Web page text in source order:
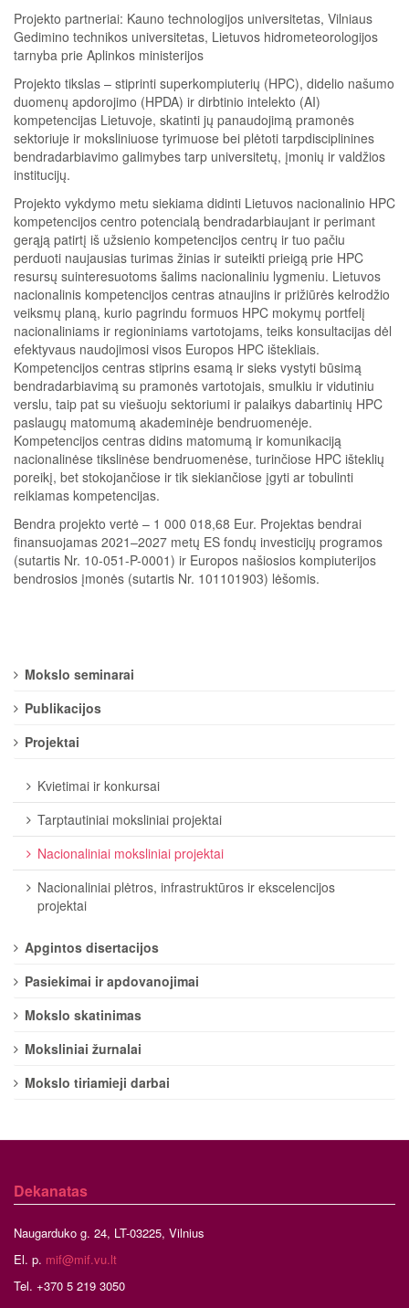
Projekto partneriai: Kauno technologijos universitetas, Vilniaus
Gedimino technikos universitetas, Lietuvos hidrometeorologijos
tarnyba prie Aplinkos ministerijos
Projekto tikslas – stiprinti superkompiuterių (HPC), didelio našumo
duomenų apdorojimo (HPDA) ir dirbtinio intelekto (AI)
kompetencijas Lietuvoje, skatinti jų panaudojimą pramonės
sektoriuje ir moksliniuose tyrimuose bei plėtoti tarpdisciplinines
bendradarbiavimo galimybes tarp universitetų, įmonių ir valdžios
institucijų.
Projekto vykdymo metu siekiama didinti Lietuvos nacionalinio HPC
kompetencijos centro potencialą bendradarbiaujant ir perimant
gerąją patirtį iš užsienio kompetencijos centrų ir tuo pačiu
perduoti naujausias turimas žinias ir suteikti prieigą prie HPC
resursų suinteresuotoms šalims nacionaliniu lygmeniu. Lietuvos
nacionalinis kompetencijos centras atnaujins ir prižiūrės kelrodžio
veiksmų planą, kurio pagrindu formuos HPC mokymų portfelį
nacionaliniams ir regioniniams vartotojams, teiks konsultacijas dėl
efektyvaus naudojimosi visos Europos HPC ištekliais.
Kompetencijos centras stiprins esamą ir sieks vystyti būsimą
bendradarbiavimą su pramonės vartotojais, smulkiu ir vidutiniu
verslu, taip pat su viešuoju sektoriumi ir palaikys dabartinių HPC
paslaugų matomumą akademinėje bendruomenėje.
Kompetencijos centras didins matomumą ir komunikaciją
nacionalinėse tikslinėse bendruomenėse, turinčiose HPC išteklių
poreikį, bet stokojančiose ir tik siekiančiose įgyti ar tobulinti
reikiamas kompetencijas.
Bendra projekto vertė – 1 000 018,68 Eur. Projektas bendrai
finansuojamas 2021–2027 metų ES fondų investicijų programos
(sutartis Nr. 10-051-P-0001) ir Europos našiosios kompiuterijos
bendrosios įmonės (sutartis Nr. 101101903) lėšomis.
Mokslo seminarai
Publikacijos
Projektai
Kvietimai ir konkursai
Tarptautiniai moksliniai projektai
Nacionaliniai moksliniai projektai
Nacionaliniai plėtros, infrastruktūros ir ekscelencijos
projektai
Apgintos disertacijos
Pasiekimai ir apdovanojimai
Mokslo skatinimas
Moksliniai žurnalai
Mokslo tiriamieji darbai
Dekanatas
Naugarduko g. 24, LT-03225, Vilnius
El. p. mif@mif.vu.lt
Tel. +370 5 219 3050